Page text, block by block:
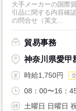
大手メーカーの国際
引品に関する内容確
の問合せ（英文...
貿易事務
神奈川県愛甲
時給1,750円
08：00〜16：
土曜日 日曜日